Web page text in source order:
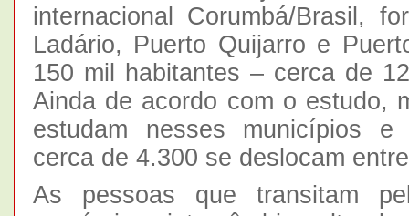
internacional Corumbá/Brasil,
Ladário, Puerto Quijarro e
150 mil habitantes – cerca de
Ainda de acordo com o estudo,
estudam nesses municípios e
cerca de 4.300 se deslocam
As pessoas que transitam